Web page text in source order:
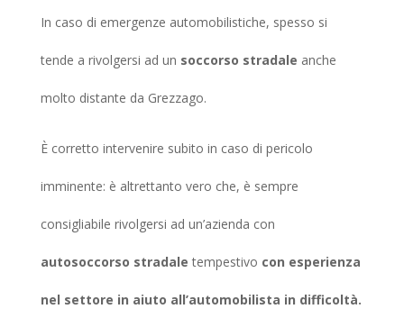
In caso di emergenze automobilistiche, spesso si
tende a rivolgersi ad un soccorso stradale anche
molto distante da Grezzago.
È corretto intervenire subito in caso di pericolo
imminente: è altrettanto vero che, è sempre
consigliabile rivolgersi ad un’azienda con
autosoccorso stradale tempestivo con esperienza
nel settore in aiuto all’automobilista in difficoltà.